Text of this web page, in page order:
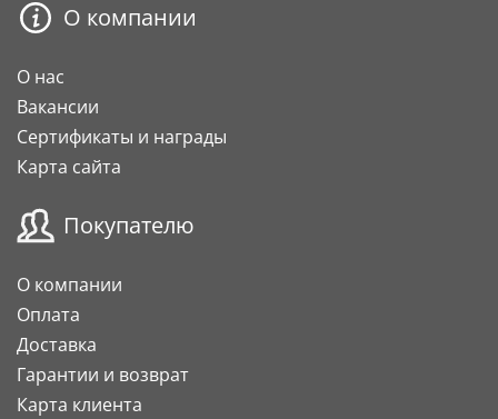
О компании
О нас
Вакансии
Сертификаты и награды
Карта сайта
Покупателю
О компании
Оплата
Доставка
Гарантии и возврат
Карта клиента